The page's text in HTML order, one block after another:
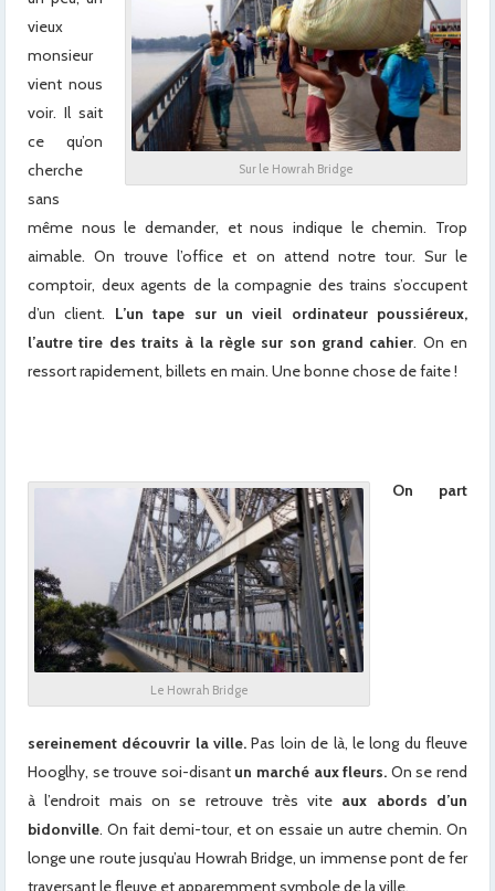
Sur le Howrah Bridge
vieux
monsieur
vient nous
voir. Il sait
ce qu’on
cherche
sans
même nous le demander, et nous indique le chemin. Trop
aimable. On trouve l’office et on attend notre tour. Sur le
comptoir, deux agents de la compagnie des trains s’occupent
d’un client. L’un tape sur un vieil ordinateur poussiéreux,
l’autre tire des traits à la règle sur son grand cahier. On en
ressort rapidement, billets en main. Une bonne chose de faite !
Le Howrah Bridge
On part
sereinement découvrir la ville. Pas loin de là, le long du fleuve
Hooglhy, se trouve soi-disant un marché aux fleurs. On se rend
à l’endroit mais on se retrouve très vite aux abords d’un
bidonville. On fait demi-tour, et on essaie un autre chemin. On
longe une route jusqu’au Howrah Bridge, un immense pont de fer
traversant le fleuve et apparemment symbole de la ville.